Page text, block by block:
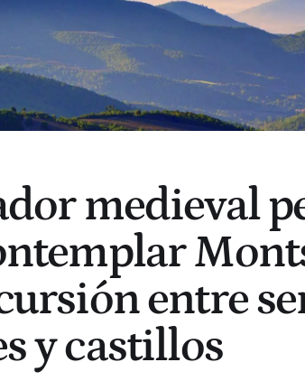
medieval
entre
y castillos